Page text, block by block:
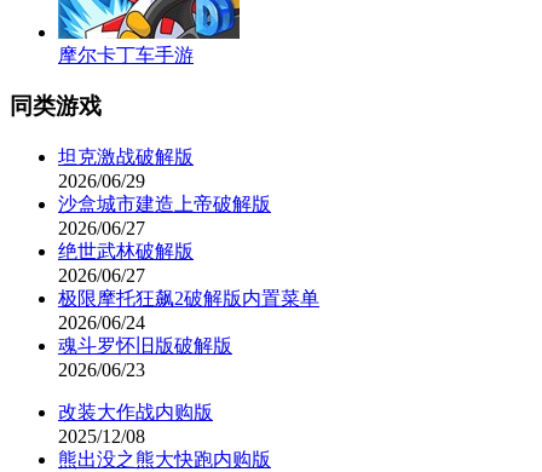
摩尔卡丁车手游
同类游戏
坦克激战破解版
2026/06/29
沙盒城市建造上帝破解版
2026/06/27
绝世武林破解版
2026/06/27
极限摩托狂飙2破解版内置菜单
2026/06/24
魂斗罗怀旧版破解版
2026/06/23
改装大作战内购版
2025/12/08
熊出没之熊大快跑内购版